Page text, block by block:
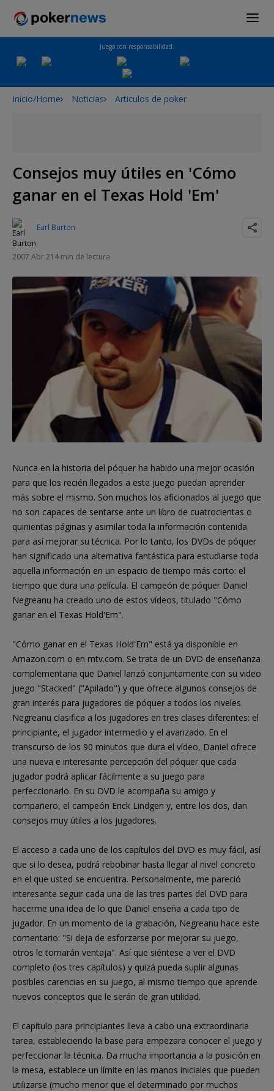
Juego con responsabilidad.
Inicio/Home Noticias Articulos de poker
Consejos muy útiles en 'Cómo
ganar en el Texas Hold 'Em'
Earl Burton
2007 Abr 21 4 min de lectura
Nunca en la historia del póquer ha habido una mejor ocasión
para que los recién llegados a este juego puedan aprender
más sobre el mismo. Son muchos los aficionados al juego que
no son capaces de sentarse ante un libro de cuatrocientas o
quinientas páginas y asimilar toda la información contenida
para así mejorar su técnica. Por lo tanto, los DVDs de póquer
han significado una alternativa fantástica para estudiarse toda
aquella información en un espacio de tiempo más corto: el
tiempo que dura una película. El campeón de póquer Daniel
Negreanu ha creado uno de estos vídeos, titulado "Cómo
ganar en el Texas Hold'Em".
"Cómo ganar en el Texas Hold'Em" está ya disponible en
Amazon.com o en mtv.com. Se trata de un DVD de enseñanza
complementaria que Daniel lanzó conjuntamente con su video
juego "Stacked" ("Apilado") y que ofrece algunos consejos de
gran interés para jugadores de póquer a todos los niveles.
Negreanu clasifica a los jugadores en tres clases diferentes: el
principiante, el jugador intermedio y el avanzado. En el
transcurso de los 90 minutos que dura el vídeo, Daniel ofrece
una nueva e interesante percepción del póquer que cada
jugador podrá aplicar fácilmente a su juego para
perfeccionarlo. En su DVD le acompaña su amigo y
compañero, el campeón Erick Lindgen y, entre los dos, dan
consejos muy útiles a los jugadores.
El acceso a cada uno de los capítulos del DVD es muy fácil, así
que si lo desea, podrá rebobinar hasta llegar al nivel concreto
en el que usted se encuentra. Personalmente, me pareció
interesante seguir cada una de las tres partes del DVD para
hacerme una idea de lo que Daniel enseña a cada tipo de
jugador. En un momento de la grabación, Negreanu hace este
comentario: "Si deja de esforzarse por mejorar su juego,
otros le tomarán ventaja". Así que siéntese a ver el DVD
completo (los tres capítulos) y quizá pueda suplir algunas
posibles carencias en su juego, al mismo tiempo que aprende
nuevos conceptos que le serán de gran utilidad.
El capítulo para principiantes lleva a cabo una extraordinaria
tarea, estableciendo la base para empezara conocer el juego y
perfeccionar la técnica. Da mucha importancia a la posición en
la mesa, establece un límite en las manos iniciales que pueden
utilizarse (mucho menor que el determinado por muchos